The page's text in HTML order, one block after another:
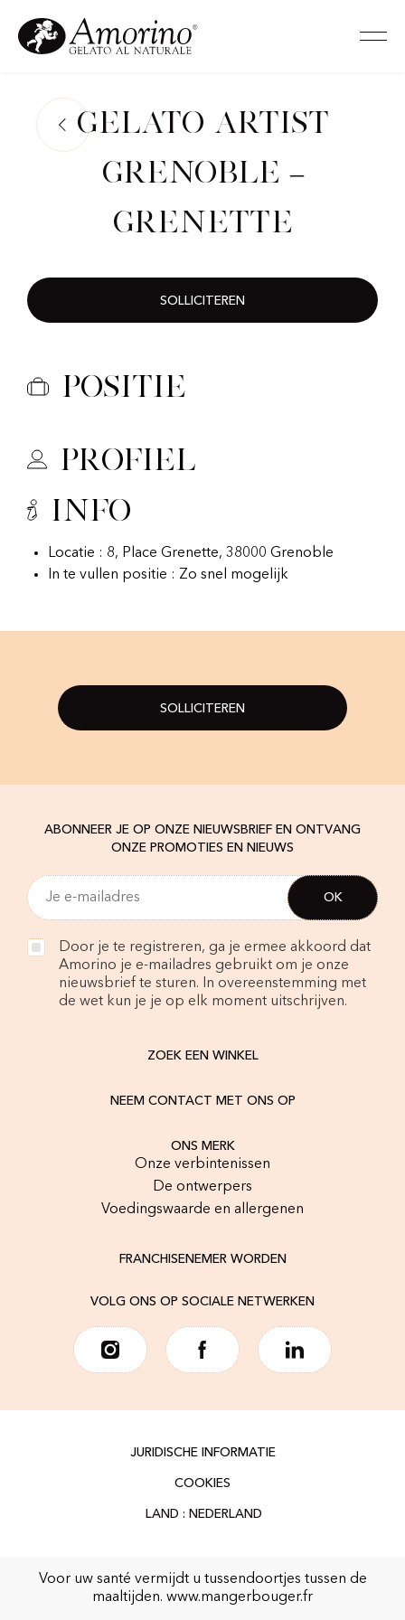
Gelato Artist
Grenoble –
Grenette
SOLLICITEREN
Positie
Profiel
Info
Locatie : 8, Place Grenette, 38000 Grenoble
In te vullen positie : Zo snel mogelijk
SOLLICITEREN
ABONNEER JE OP ONZE NIEUWSBRIEF EN ONTVANG
ONZE PROMOTIES EN NIEUWS
Door je te registreren, ga je ermee akkoord dat
Amorino je e-mailadres gebruikt om je onze
nieuwsbrief te sturen. In overeenstemming met
de wet kun je je op elk moment uitschrijven.
ZOEK EEN WINKEL
NEEM CONTACT MET ONS OP
ONS MERK
Onze verbintenissen
De ontwerpers
Voedingswaarde en allergenen
FRANCHISENEMER WORDEN
VOLG ONS OP SOCIALE NETWERKEN
JURIDISCHE INFORMATIE
COOKIES
Voor uw santé vermijdt u tussendoortjes tussen de
maaltijden. www.mangerbouger.fr